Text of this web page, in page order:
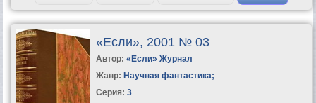
«Если», 2001 № 03
Автор: «Если» Журнал
Жанр: Научная фантастика;
Серия: 3